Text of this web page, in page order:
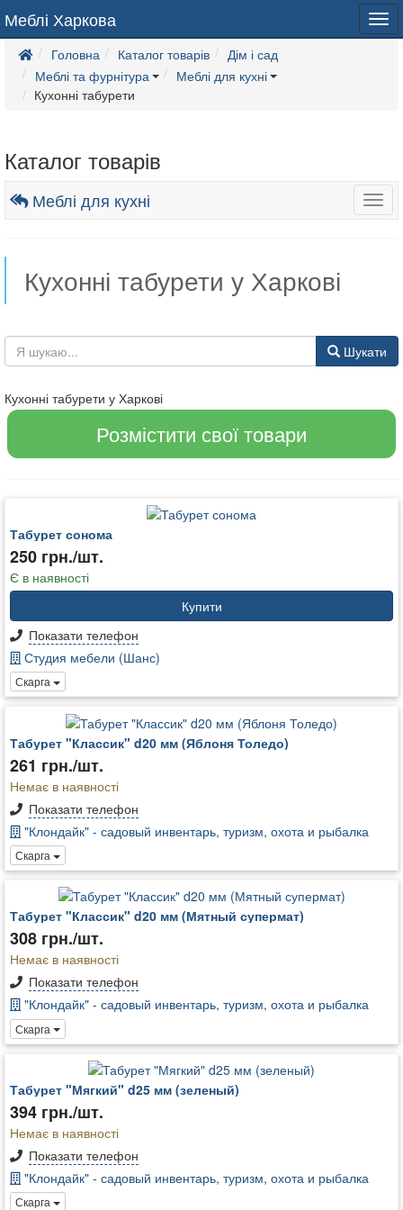
Меблі Харкова
Головна Каталог товарів
Дім і сад
Меблі та фурнітура
Меблі для кухні
Кухонні табурети
Каталог товарів
Меблі для кухні
Кухонні табурети у Харкові
Шукати
Кухонні табурети у Харкові
Розмістити свої товари
Табурет сонома
250 грн./шт.
Є в наявності
Купити
Показати телефон
Студия мебели (Шанс)
Скарга
Табурет "Классик" d20 мм (Яблоня Толедо)
261 грн./шт.
Немає в наявності
Показати телефон
"Клондайк" - садовый инвентарь, туризм, охота и рыбалка
Скарга
Табурет "Классик" d20 мм (Мятный супермат)
308 грн./шт.
Немає в наявності
Показати телефон
"Клондайк" - садовый инвентарь, туризм, охота и рыбалка
Скарга
Табурет "Мягкий" d25 мм (зеленый)
394 грн./шт.
Немає в наявності
Показати телефон
"Клондайк" - садовый инвентарь, туризм, охота и рыбалка
Скарга